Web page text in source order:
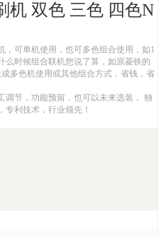
机 双色 三色 四色N
，可单机使用，也可多色组合使用，如1
么时候组合联机您说了算，如原菱铁的
多色机使用或其他组合方式，省钱，省
调节，功能预留，也可以未来选装， 独
专利技术，行业领先！